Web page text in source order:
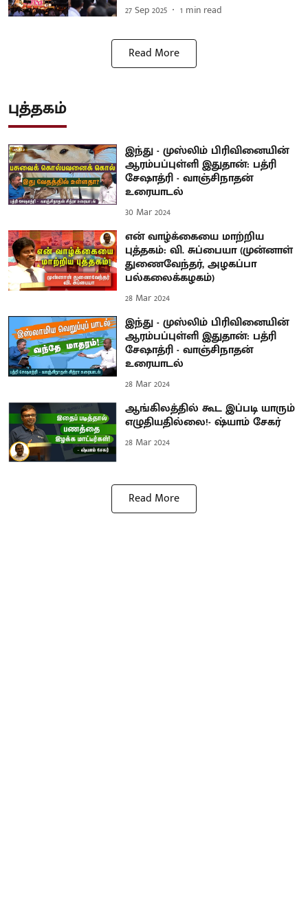
27 Sep 2025 1 min read
Read More
புத்தகம்
இந்து - முஸ்லிம் பிரிவினையின்
ஆரம்பப்புள்ளி இதுதான்: பத்ரி
சேஷாத்ரி - வாஞ்சிநாதன்
உரையாடல்
30 Mar 2024
என் வாழ்க்கையை மாற்றிய
புத்தகம்: வி. சுப்பையா (முன்னாள்
துணைவேந்தர், அழகப்பா
பல்கலைக்கழகம்)
28 Mar 2024
இந்து - முஸ்லிம் பிரிவினையின்
ஆரம்பப்புள்ளி இதுதான்: பத்ரி
சேஷாத்ரி - வாஞ்சிநாதன்
உரையாடல்
28 Mar 2024
ஆங்கிலத்தில் கூட இப்படி யாரும்
எழுதியதில்லை!- ஷ்யாம் சேகர்
28 Mar 2024
Read More